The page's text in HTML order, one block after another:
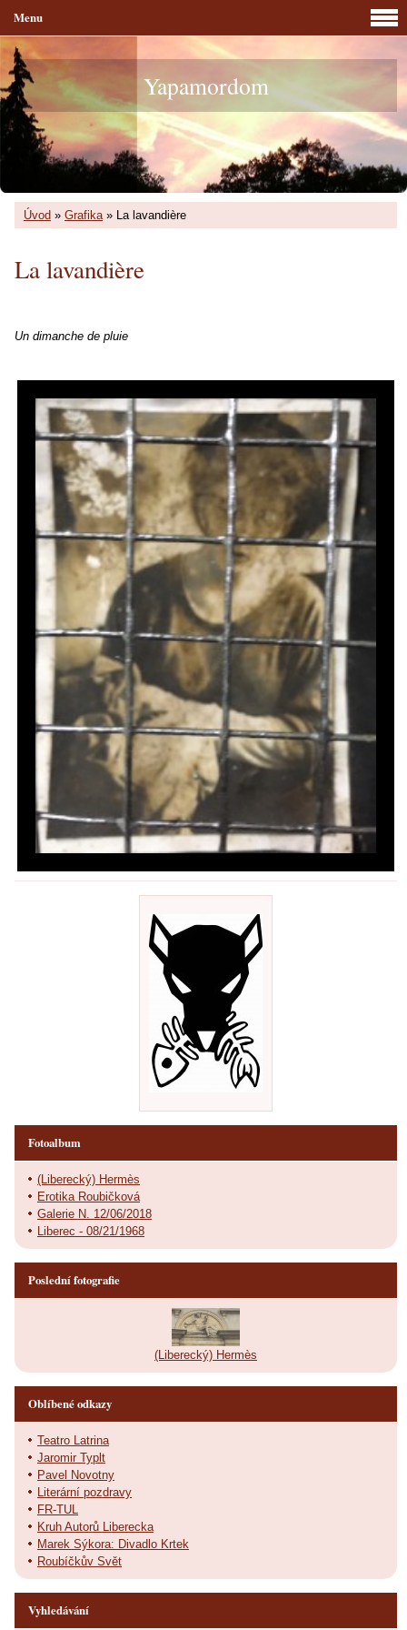
Yapamordom
Úvod » Grafika» La lavandière
La lavandière
Un dimanche de pluie
Menu
Fotoalbum
(Liberecký) Hermès
Erotika Roubičková
Galerie N. 12/06/2018
Liberec - 08/21/1968
Poslední fotografie
(Liberecký) Hermès
Oblíbené odkazy
Teatro Latrina
Jaromir Typlt
Pavel Novotny
Literární pozdravy
FR-TUL
Kruh Autorů Liberecka
Marek Sýkora: Divadlo Krtek
Roubíčkův Svět
Vyhledávání